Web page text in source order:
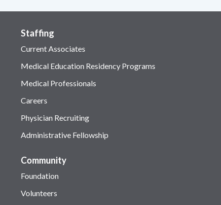
Staffing
Current Associates
Medical Education Residency Programs
Medical Professionals
Careers
Physician Recruiting
Administrative Fellowship
Community
Foundation
Volunteers